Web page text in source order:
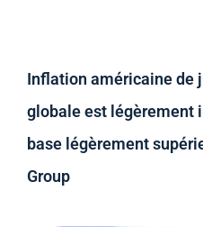
Inflation américaine de
globale est légèrement
base légèrement
Group